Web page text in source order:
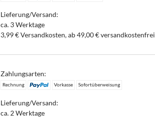
Lieferung/Versand:
ca. 3 Werktage
3,99 € Versandkosten, ab 49,00 € versandkostenfrei
Zahlungsarten:
Rechnung Vorkasse Sofortüberweisung
Lieferung/Versand:
ca. 2 Werktage